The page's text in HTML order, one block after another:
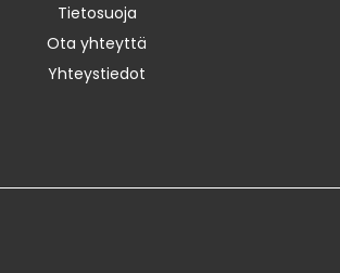
Tietosuoja
Ota yhteyttä
Yhteystiedot